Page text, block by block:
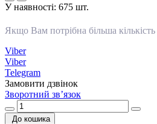
У наявності: 675 шт.
Якщо Вам потрібна більша
Viber
Viber
Telegram
Замовити дзвінок
Зворотний зв’язок
До кошика